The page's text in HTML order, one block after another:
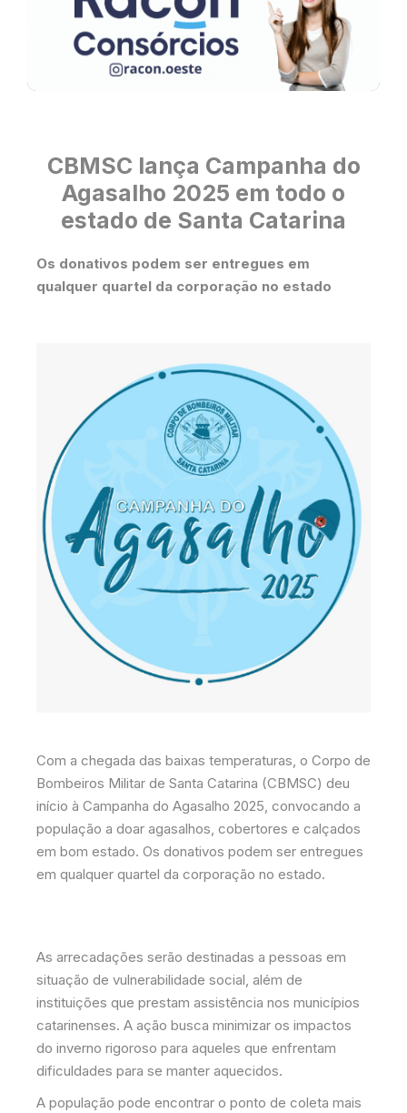
CBMSC lança Campanha do
Agasalho 2025 em todo o
estado de Santa Catarina
Os donativos podem ser entregues em
qualquer quartel da corporação no estado
Com a chegada das baixas temperaturas, o Corpo de
Bombeiros Militar de Santa Catarina (CBMSC) deu
início à Campanha do Agasalho 2025, convocando a
população a doar agasalhos, cobertores e calçados
em bom estado. Os donativos podem ser entregues
em qualquer quartel da corporação no estado.
As arrecadações serão destinadas a pessoas em
situação de vulnerabilidade social, além de
instituições que prestam assistência nos municípios
catarinenses. A ação busca minimizar os impactos
do inverno rigoroso para aqueles que enfrentam
dificuldades para se manter aquecidos.
A população pode encontrar o ponto de coleta mais